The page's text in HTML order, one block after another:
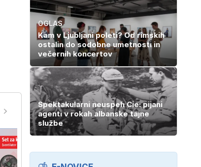
OGLAS
Kam v Ljubljani poleti? Od rimskih
ostalin do sodobne umetnosti in
večernih koncertov
Spektakularni neuspeh Cie: pijani
agenti v rokah albanske tajne
službe